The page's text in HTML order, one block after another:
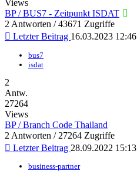
Views
BP / BUS7 - Zeitpunkt ISDAT
2 Antworten / 43671 Zugriffe
Letzter Beitrag 16.03.2023 12:46
bus7
isdat
2
Antw.
27264
Views
BP / Branch Code Thailand
2 Antworten / 27264 Zugriffe
Letzter Beitrag 28.09.2022 15:13
business-partner